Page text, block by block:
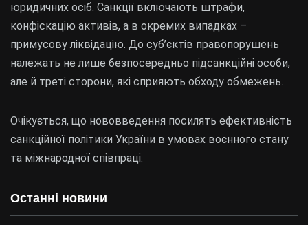
Останні новини
юридичних осіб. Санкції включають штрафи,
конфіскацію активів, а в окремих випадках –
примусову ліквідацію. До суб’єктів правопорушень
належать не лише безпосередньо підсанкційні особи,
але й треті сторони, які сприяють обходу обмежень.
Очікується, що нововведення посилять ефективність
санкційної політики України в умовах воєнного стану
та міжнародної співпраці.